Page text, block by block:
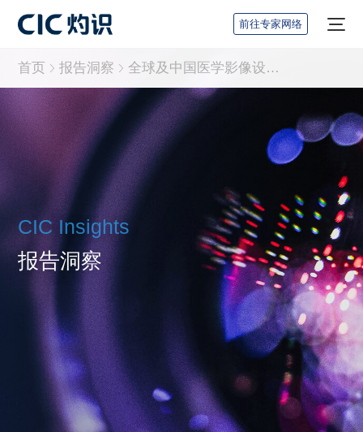
前往专家网络
CIC Insights
报告洞察
首页 报告洞察 全球及中国医学影像设备行业研究报告